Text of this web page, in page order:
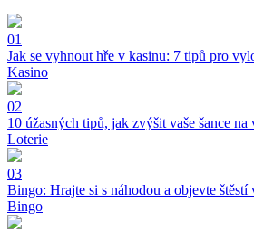
01
Jak se vyhnout hře v kasinu: 7 tipů pro
Kasino
02
10 úžasných tipů, jak zvýšit vaše šance
Loterie
03
Bingo: Hrajte si s náhodou a objevte štěstí
Bingo